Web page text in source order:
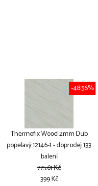
Thermofix Wood 2mm Dub
popelavý 12146-1 - doprodej 133
balení
-48.56%
775.61 Kč
399 Kč